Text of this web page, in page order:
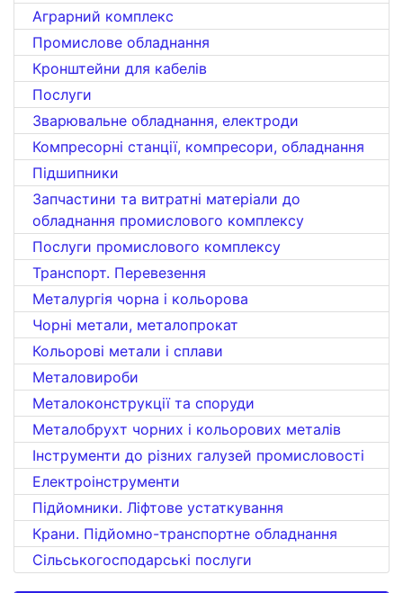
Аграрний комплекс
Промислове обладнання
Кронштейни для кабелів
Послуги
Зварювальне обладнання, електроди
Компресорні станції, компресори, обладнання
Підшипники
Запчастини та витратні матеріали до
обладнання промислового комплексу
Послуги промислового комплексу
Транспорт. Перевезення
Металургія чорна і кольорова
Чорні метали, металопрокат
Кольорові метали і сплави
Металовироби
Металоконструкції та споруди
Металобрухт чорних і кольорових металів
Інструменти до різних галузей промисловості
Електроінструменти
Підйомники. Ліфтове устаткування
Крани. Підйомно-транспортне обладнання
Сільськогосподарські послуги